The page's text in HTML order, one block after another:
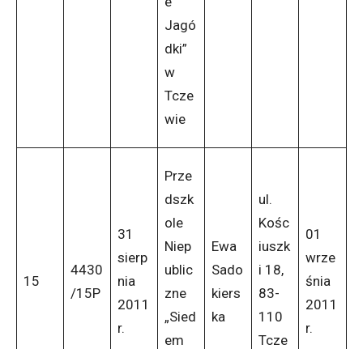
Jagó
dki”
w
Tcze
wie
15
4430
/15P
31
sierp
nia
2011
r.
Prze
dszk
ole
Niep
ublic
zne
„Sied
em
Ewa
Sado
kiers
ka
ul.
Kośc
iuszk
i 18,
83-
110
Tcze
01
wrze
śnia
2011
r.